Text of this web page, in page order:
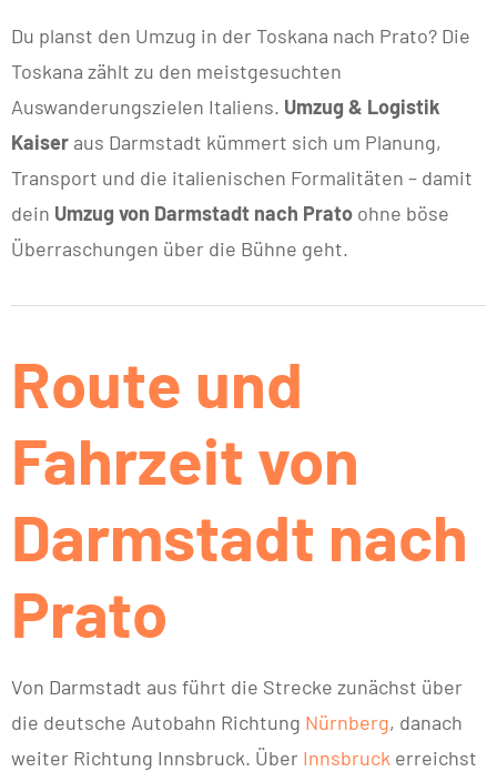
Du planst den Umzug in der Toskana nach Prato? Die
Toskana zählt zu den meistgesuchten
Auswanderungszielen Italiens. Umzug & Logistik
Kaiser aus Darmstadt kümmert sich um Planung,
Transport und die italienischen Formalitäten – damit
dein Umzug von Darmstadt nach Prato ohne böse
Überraschungen über die Bühne geht.
Route und
Fahrzeit von
Darmstadt nach
Prato
Von Darmstadt aus führt die Strecke zunächst über
die deutsche Autobahn Richtung Nürnberg, danach
weiter Richtung Innsbruck. Über Innsbruck erreichst